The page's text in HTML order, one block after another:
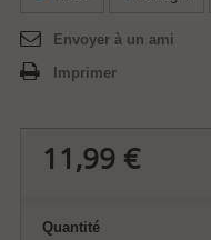
Envoyer à un ami
Imprimer
11,99 €
Quantité